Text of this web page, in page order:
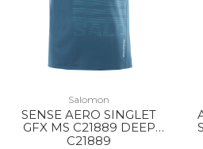
Salomon
SENSE AERO SINGLET
GFX MS C21889 DEEP
DIVE/TAHITIAN TIDE
C21889